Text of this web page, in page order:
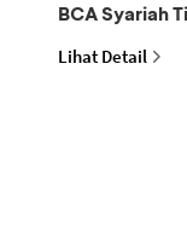
BCA Syariah
Lihat Detail